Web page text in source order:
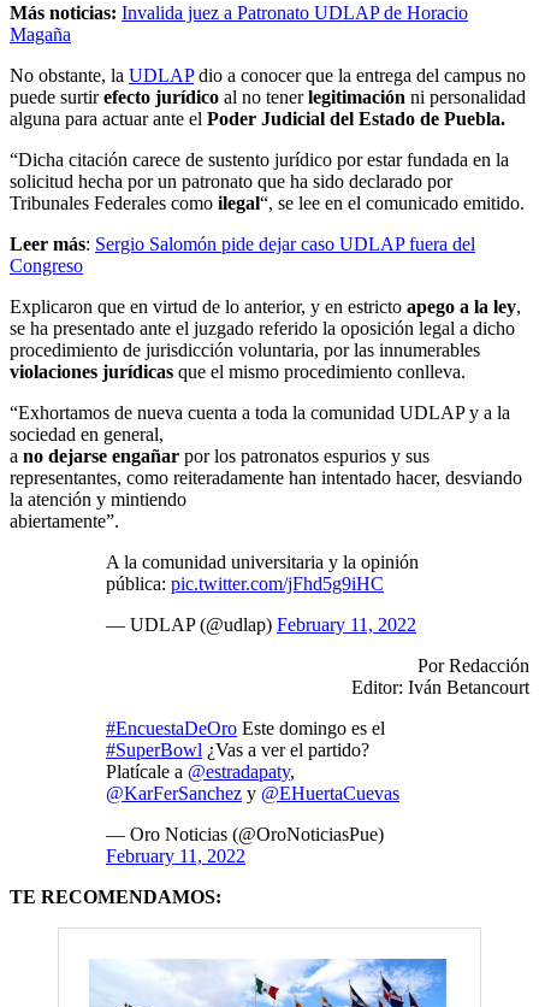
Más noticias: Invalida juez a Patronato UDLAP de Horacio
Magaña
No obstante, la UDLAPdio a conocer que la entrega del campus no
puede surtirefecto jurídico al no tenerlegitimación ni personalidad
alguna para actuar ante el Poder Judicial del Estado de Puebla.
“Dicha citación carece de sustento jurídico por estar fundada en la
solicitud hecha por un patronato que ha sido declarado por
Tribunales Federales como ilegal“, se lee en el comunicado emitido.
Leer más: Sergio Salomón pide dejar caso UDLAP fuera del
Congreso
Explicaron que en virtud de lo anterior, y en estricto apego a la ley,
se ha presentado ante el juzgado referido la oposición legal a dicho
procedimiento de jurisdicción voluntaria, por las innumerables
violaciones jurídicas que el mismo procedimiento conlleva.
“Exhortamos de nueva cuenta a toda la comunidad UDLAP y a la
sociedad en general,
a no dejarse engañar por los patronatos espurios y sus
representantes, como reiteradamente han intentado hacer, desviando
la atención y mintiendo
abiertamente”.
A la comunidad universitaria y la opinión
pública: pic.twitter.com/jFhd5g9iHC
— UDLAP (@udlap) February 11, 2022
Por Redacción
Editor: Iván Betancourt
#EncuestaDeOro Este domingo es el
#SuperBowl ¿Vas a ver el partido?
Platícale a @estradapaty,
@KarFerSanchez y @EHuertaCuevas
— Oro Noticias (@OroNoticiasPue)
February 11, 2022
TE RECOMENDAMOS: